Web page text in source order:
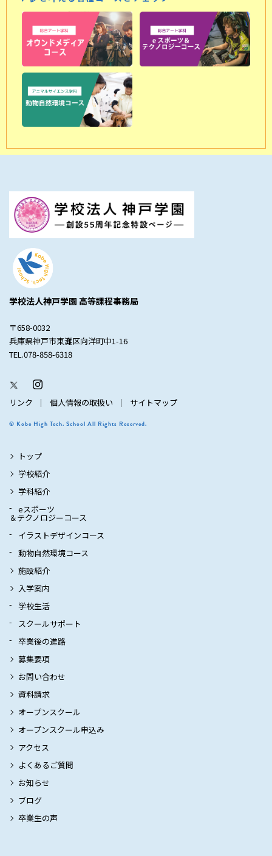
学校法人神戸学園 高等課程事務局
〒658-0032
兵庫県神戸市東灘区向洋町中1-16
TEL.078-858-6318
リンク 個人情報の取扱い サイトマップ
© Kobe High Tech. School All Rights Reserved.
トップ
学校紹介
学科紹介
eスポーツ
＆テクノロジーコース
イラストデザインコース
動物自然環境コース
施設紹介
入学案内
学校生活
スクールサポート
卒業後の進路
募集要項
お問い合わせ
資料請求
オープンスクール
オープンスクール申込み
アクセス
よくあるご質問
お知らせ
ブログ
卒業生の声